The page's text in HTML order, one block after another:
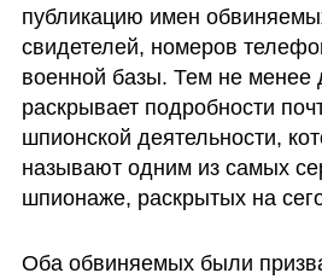
публикацию имен
свидетелей, номеров
военной базы. Тем не менее
раскрывает подробности
шпионской деятельности,
называют одним из самых
шпионаже, раскрытых на
Оба обвиняемых были